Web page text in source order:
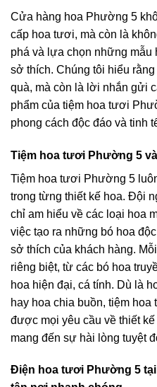
Cửa hàng hoa Phường 5
cấp hoa tươi, mà còn là
phá và lựa chọn những
sở thích. Chúng tôi hiểu
quà, mà còn là lời nhắn gửi
phẩm của tiệm hoa tươi
phong cách độc đáo và tinh
Tiệm hoa tươi Phường 5
Tiệm hoa tươi Phường 5
trong từng thiết kế hoa. Đội
chỉ am hiểu về các loại hoa
việc tạo ra những bó hoa
sở thích của khách hàng.
riêng biệt, từ các bó hoa
hoa hiện đại, cá tính. Dù là
hay hoa chia buồn, tiệm
được mọi yêu cầu về thiết
mang đến sự hài lòng tuyệt
Điện hoa tươi Phường 5